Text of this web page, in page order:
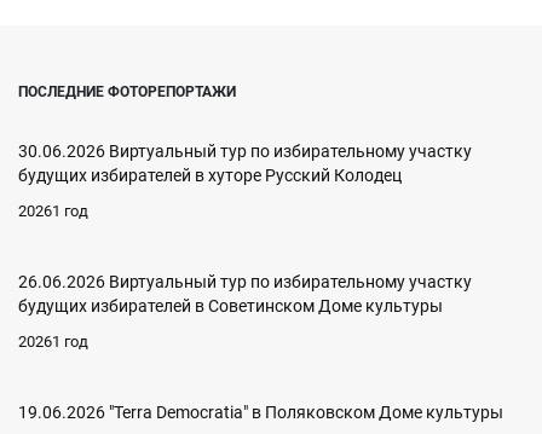
ПОСЛЕДНИЕ ФОТОРЕПОРТАЖИ
30.06.2026 Виртуальный тур по избирательному участку
будущих избирателей в хуторе Русский Колодец
20261 год
26.06.2026 Виртуальный тур по избирательному участку
будущих избирателей в Советинском Доме культуры
20261 год
19.06.2026 "Terra Democratia" в Поляковском Доме культуры